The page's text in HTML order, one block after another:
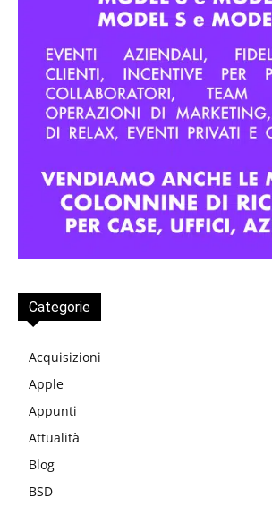
Categorie
Acquisizioni
Apple
Appunti
Attualità
Blog
BSD